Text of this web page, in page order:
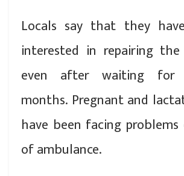
Locals say that they
interested in repairing the
even after waiting for
months. Pregnant and
have been facing
of ambulance.